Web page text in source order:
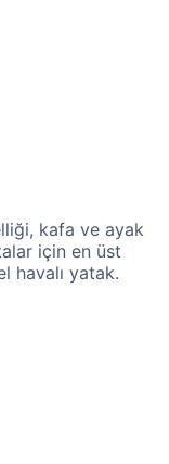
kafa ve ayak
için en üst
havalı yatak.